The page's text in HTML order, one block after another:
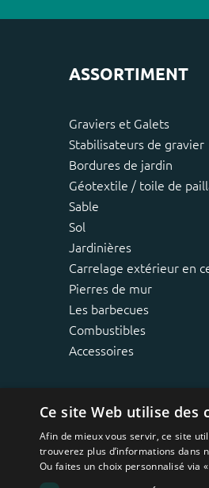
ASSORTIMENT
Graviers et Galets
Stabilisateurs de gravier
Bordures de jardin
Géotextile / toile de
Sable
Sol
Jardinières
Carrelage extérieur en
Pierres de mur
Les barbecues
Combustibles
Accessoires
Ce site Web utilise des
Afin de mieux vous servir, ce site
trouverez plus d’informations dans
Ou faites un choix personnalisé via